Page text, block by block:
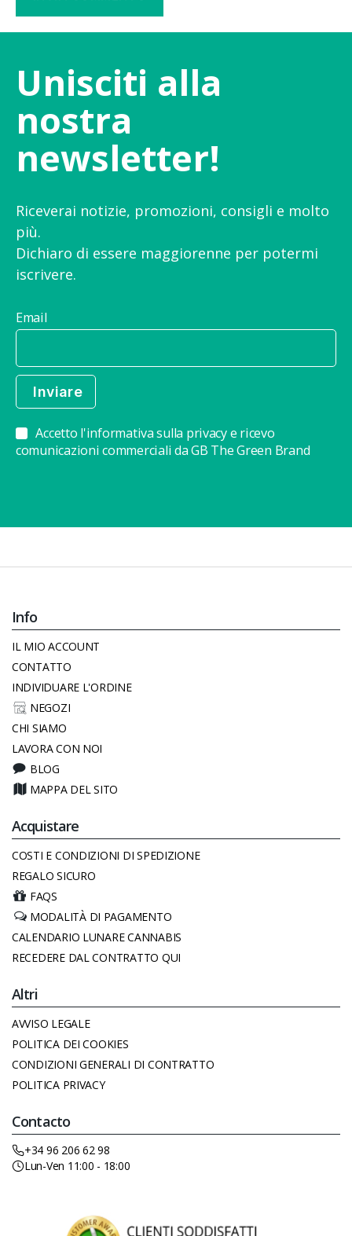
Unisciti alla
nostra
newsletter!
Riceverai notizie, promozioni, consigli e molto
più.
Dichiaro di essere maggiorenne per potermi
iscrivere.
Email
Accetto l'informativa sulla privacy e ricevo
comunicazioni commerciali da GB The Green Brand
Info
IL MIO ACCOUNT
CONTATTO
INDIVIDUARE L'ORDINE
NEGOZI
CHI SIAMO
LAVORA CON NOI
BLOG
MAPPA DEL SITO
Acquistare
COSTI E CONDIZIONI DI SPEDIZIONE
REGALO SICURO
FAQS
MODALITÀ DI PAGAMENTO
CALENDARIO LUNARE CANNABIS
RECEDERE DAL CONTRATTO QUI
Altri
AVVISO LEGALE
POLITICA DEI COOKIES
CONDIZIONI GENERALI DI CONTRATTO
POLITICA PRIVACY
Contacto
+34 96 206 62 98
Lun-Ven 11:00 - 18:00